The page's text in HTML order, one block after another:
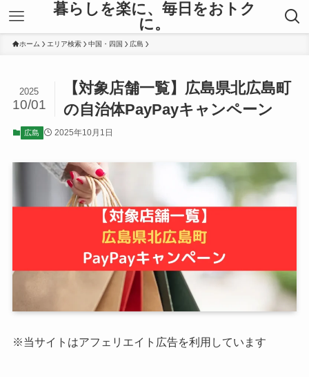
暮らしを楽に、毎日をおトク
に。
ホーム エリア検索 中国・四国 広島
【対象店舗一覧】広島県北広島町
の自治体PayPayキャンペーン
2025
10/01
広島 2025年10月1日
※当サイトはアフェリエイト広告を利用しています